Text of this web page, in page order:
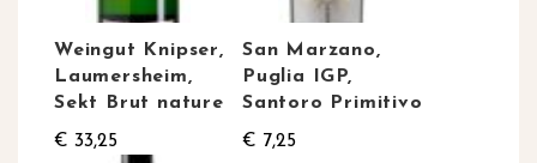
Weingut Knipser,
Laumersheim,
Sekt Brut nature
€ 33,25
San Marzano,
Puglia IGP,
Santoro Primitivo
€ 7,25